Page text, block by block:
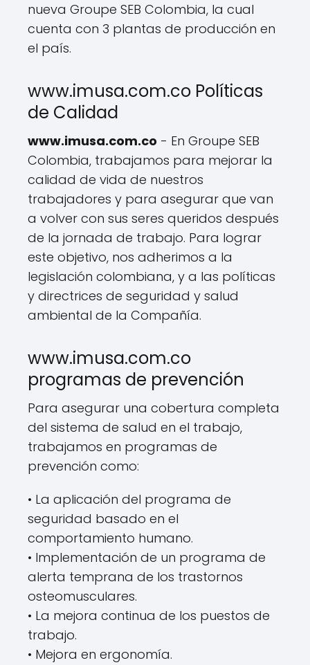
nueva Groupe SEB Colombia, la cual
cuenta con 3 plantas de producción en
el país.
www.imusa.com.co Políticas
de Calidad
www.imusa.com.co - En Groupe SEB
Colombia, trabajamos para mejorar la
calidad de vida de nuestros
trabajadores y para asegurar que van
a volver con sus seres queridos después
de la jornada de trabajo. Para lograr
este objetivo, nos adherimos a la
legislación colombiana, y a las políticas
y directrices de seguridad y salud
ambiental de la Compañía.
www.imusa.com.co
programas de prevención
Para asegurar una cobertura completa
del sistema de salud en el trabajo,
trabajamos en programas de
prevención como:
• La aplicación del programa de
seguridad basado en el
comportamiento humano.
• Implementación de un programa de
alerta temprana de los trastornos
osteomusculares.
• La mejora continua de los puestos de
trabajo.
• Mejora en ergonomía.